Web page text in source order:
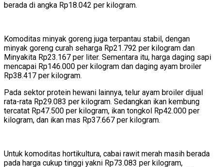
berada di angka Rp18.042 per kilogram.
Komoditas minyak goreng juga terpantau stabil, dengan
minyak goreng curah seharga Rp21.792 per kilogram dan
Minyakita Rp23.167 per liter. Sementara itu, harga daging sapi
mencapai Rp146.000 per kilogram dan daging ayam broiler
Rp38.417 per kilogram.
Pada sektor protein hewani lainnya, telur ayam broiler dijual
rata-rata Rp29.083 per kilogram. Sedangkan ikan kembung
tercatat Rp47.500 per kilogram, ikan tongkol Rp42.000 per
kilogram, dan ikan mas Rp37.667 per kilogram.
Untuk komoditas hortikultura, cabai rawit merah masih berada
pada harga cukup tinggi yakni Rp73.083 per kilogram,